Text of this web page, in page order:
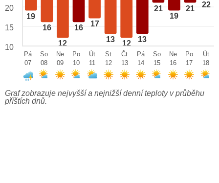
19
16
12
16 17
13 12 13
21
19
21 22
20
15
10
Pá
07
So
08
Ne
09
Po
10
Út
11
St
12
Čt
13
Pá
14
So
15
Ne
16
Po
17
Út
18
Graf zobrazuje nejvyšší a nejnižší denní teploty v průběhu
příštích dnů.